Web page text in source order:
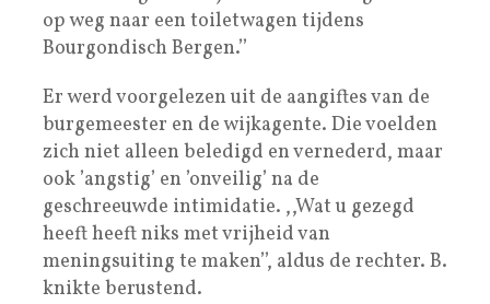
op weg naar een toiletwagen tijdens
Bourgondisch Bergen.’’
Er werd voorgelezen uit de aangiftes van de
burgemeester en de wijkagente. Die voelden
zich niet alleen beledigd en vernederd, maar
ook ’angstig’ en ’onveilig’ na de
geschreeuwde intimidatie. ,,Wat u gezegd
heeft heeft niks met vrijheid van
meningsuiting te maken’’, aldus de rechter. B.
knikte berustend.